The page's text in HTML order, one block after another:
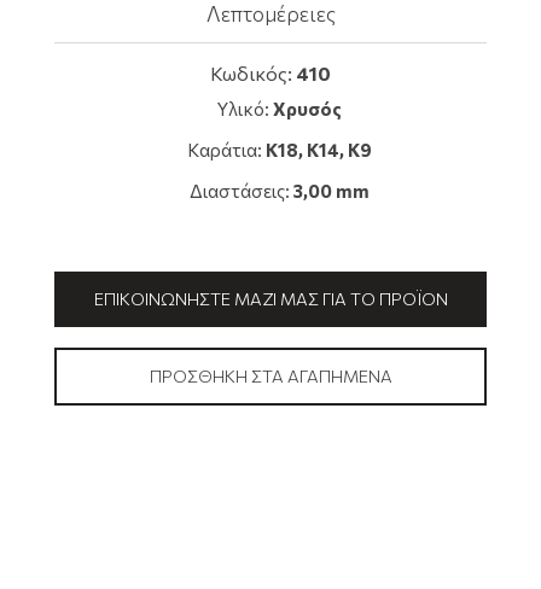
Λεπτομέρειες
Κωδικός: 410
Υλικό: Χρυσός
Καράτια: Κ18, K14, Κ9
Διαστάσεις: 3,00 mm
ΕΠΙΚΟΙΝΩΝΉΣΤΕ ΜΑΖΊ ΜΑΣ ΓΙΑ ΤΟ ΠΡΟΪΌΝ
ΠΡΟΣΘΉΚΗ ΣΤΑ ΑΓΑΠΗΜΈΝΑ